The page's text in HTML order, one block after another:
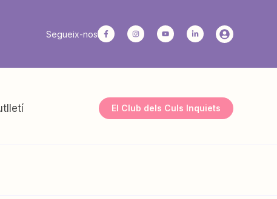
Segueix-nos
El Club dels Culs Inquiets